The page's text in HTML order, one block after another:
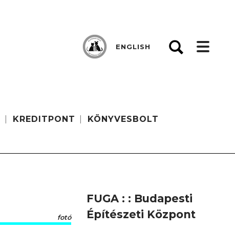
KREDITPONT KÖNYVESBOLT
ENGLISH
fotó
FUGA : : Budapesti
Építészeti Központ